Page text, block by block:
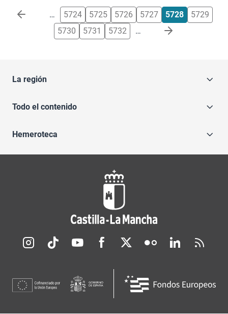
Paginación … 5724 5725 5726 5727 5728
5729
5730
5731 5732 …
La región
Todo el contenido
Hemeroteca
Redes sociales JCCM